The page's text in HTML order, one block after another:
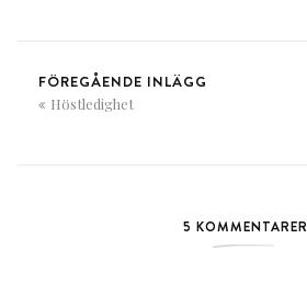
FÖREGÅENDE INLÄGG
Höstledighet
5 KOMMENTARER